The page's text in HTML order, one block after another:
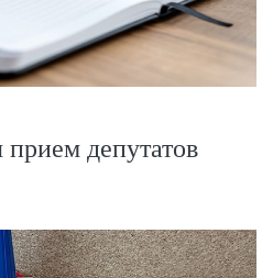
прием депутатов